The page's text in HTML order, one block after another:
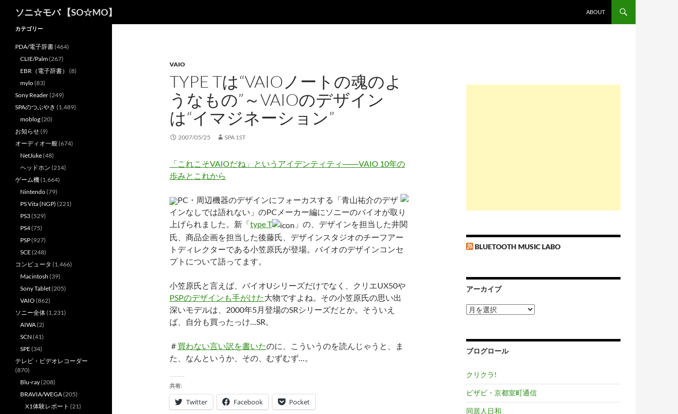
ソニ☆モバ 【SO☆MO】
ABOUT
VAIO
TYPE Tは“VAIOノートの魂のよ
うなもの”～VAIOのデザイン
は“イマジネーション”
2007/05/25 SPA 1ST
「これこそVAIOだね」というアイデンティティ――VAIO 10年の
歩みとこれから
PC・周辺機器のデザインにフォーカスする「青山祐介のデザ
インなしでは語れない」のPCメーカー編にソニーのバイオが取り
上げられました。新「type T
」の、デザインを担当した井関
氏、商品企画を担当した後藤氏、デザインスタジオのチーフアー
トディレクターである小笠原氏が登場。バイオのデザインコンセ
プトについて語ってます。
小笠原氏と言えば、バイオUシリーズだけでなく、クリエUX50や
PSPのデザインも手がけた大物ですよね。その小笠原氏の思い出
深いモデルは、2000年5月登場のSRシリーズだとか。そういえ
ば、自分も買ったっけ…SR。
＃ 買わない言い訳を書いたのに、こういうのを読んじゃうと、ま
た、なんというか、その、むずむず…。
共有:
Twitter Facebook Pocket
BLUETOOTH MUSIC LABO
アーカイブ
ア
ー
ブ
ブログロール
クリクラ!
ビザビ・京都室町通信
同居人日和
カテゴリー
PDA/電子辞書(464)
CLIE/Palm(267)
EBR（電子辞書） (8)
mylo(83)
Sony Reader(249)
SPAのつぶやき (1,489)
moblog(20)
お知らせ(9)
オーディオ一般(674)
NetJuke(48)
ヘッドホン (214)
ゲーム機(1,664)
Nintendo(79)
PS Vita (NGP) (221)
PS3(529)
PS4(75)
PSP(927)
SCE(248)
コンピュータ (1,466)
Macintosh (39)
Sony Tablet(205)
VAIO (862)
ソニー全体(1,231)
AIWA(2)
SCN (41)
SPE(34)
テレビ・ビデオレコーダー
(870)
Blu-ray(208)
BRAVIA/WEGA(205)
X1体験レポート (21)